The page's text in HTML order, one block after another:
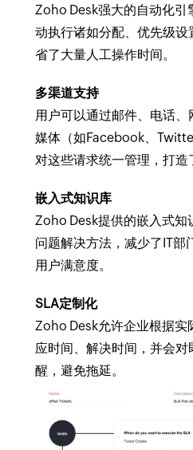
Zoho Desk强大的自动化引
动执行诸如分配、优先级
省了大量人工操作时间。
多渠道支持
用户可以通过邮件、电话
媒体（如Facebook、
对这些请求统一管理，打造
嵌入式知识库
Zoho Desk提供的嵌入式知
问题解决方法，减少了IT部
用户满意度。
SLA定制化
Zoho Desk允许企业根据实
应时间、解决时间，并会
醒，避免拖延。